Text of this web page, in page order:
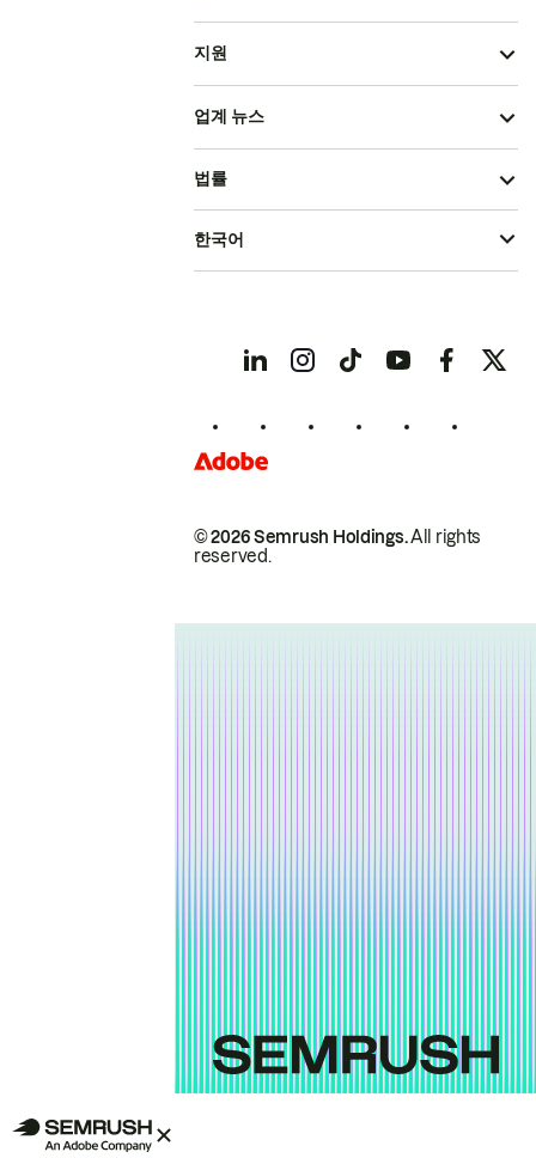
지원
업계 뉴스
© 2026 Semrush Holdings.All rights
reserved.
법률
한국어